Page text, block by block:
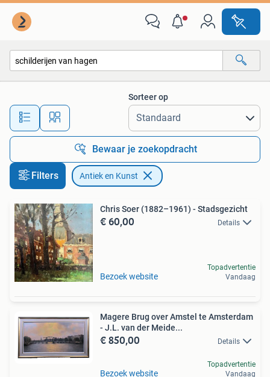
Alle afstanden…
Sorteer op
Bewaar je zoekopdracht
Filters Antiek en Kunst
Chris Soer (1882–1961) - Stadsgezicht
€ 60,00 Details
Bezoek website
Topadvertentie
Vandaag
Magere Brug over Amstel te Amsterdam
- J.L. van der Meide...
€ 850,00 Details
Bezoek website
Topadvertentie
Vandaag